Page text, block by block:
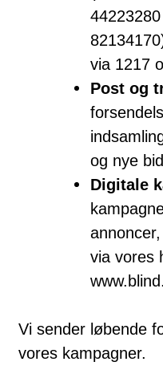
via 1217
Post og
og nye
Digitale
via vores
Vi sender løbende
vores kampagner.